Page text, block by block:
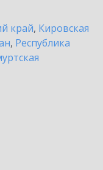
край, Кировская
, Республика